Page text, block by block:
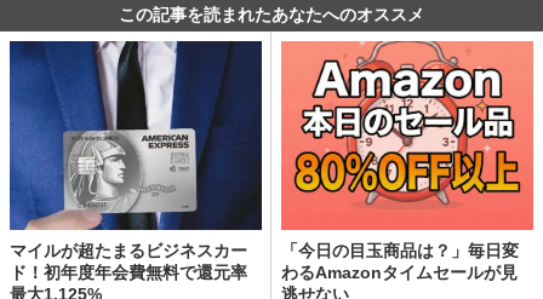
この記事を読まれたあなたへのオススメ
マイルが超たまるビジネスカー
ド！初年度年会費無料で還元率
最大1.125%
「今日の目玉商品は？」毎日変
わるAmazonタイムセールが見
逃せない